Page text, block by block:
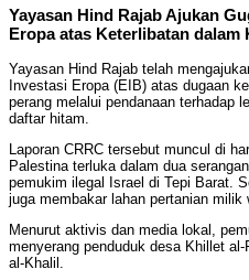
Yayasan Hind Rajab Ajukan
Eropa atas Keterlibatan dalam
Yayasan Hind Rajab telah
Investasi Eropa (EIB) atas dugaan
perang melalui pendanaan terhadap
daftar hitam.
Laporan CRRC tersebut muncul di
Palestina terluka dalam dua
pemukim ilegal Israel di Tepi Barat.
juga membakar lahan pertanian milik
Menurut aktivis dan media lokal,
menyerang penduduk desa Khillet
al-Khalil.